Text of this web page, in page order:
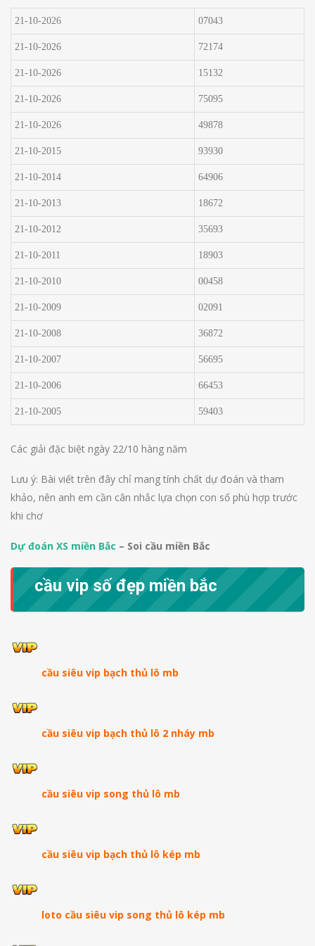
21-10-2026 07043
21-10-2026 721 74
21-10-2026 151 32
21-10-2026 75095
21-10-2026 49878
21-10-2015 93930
21-10-2014 64906
21-10-2013 18672
21-10-2012 35693
21-10-2011 18903
21-10-2010 00458
21-10-2009 02091
21-10-2008 36872
21-10-2007 56695
21-10-2006 66453
21-10-2005 59403
Các giải đặc biệt ngày 22/10 hàng năm
Lưu ý: Bài viết trên đây chỉ mang tính chất dự đoán và tham
khảo, nên anh em cần cân nhắc lựa chọn con số phù hợp trước
khi chơ
Dự đoán XS miền Bắc – Soi cầu miền Bắc
cầu vip số đẹp miền bắc
cầu siêu vip bạch thủ lô mb
cầu siêu vip bạch thủ lô 2 nháy mb
cầu siêu vip song thủ lô mb
cầu siêu vip bạch thủ lô kép mb
loto cầu siêu vip song thủ lô kép mb